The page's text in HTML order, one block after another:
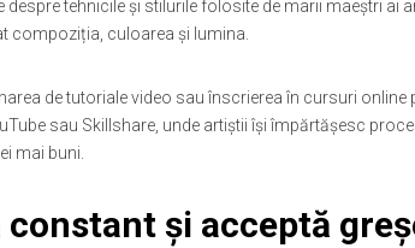
despre tehnicile și stilurile folosite de marii maeștri ai
compoziția, culoarea și lumina.
de tutoriale video sau înscrierea în cursuri online
sau Skillshare, unde artiștii își împărtășesc
mai buni.
constant și acceptă